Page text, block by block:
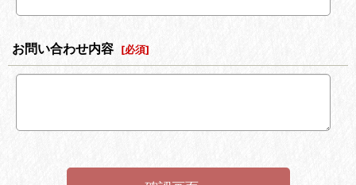
お問い合わせ内容 [必須]